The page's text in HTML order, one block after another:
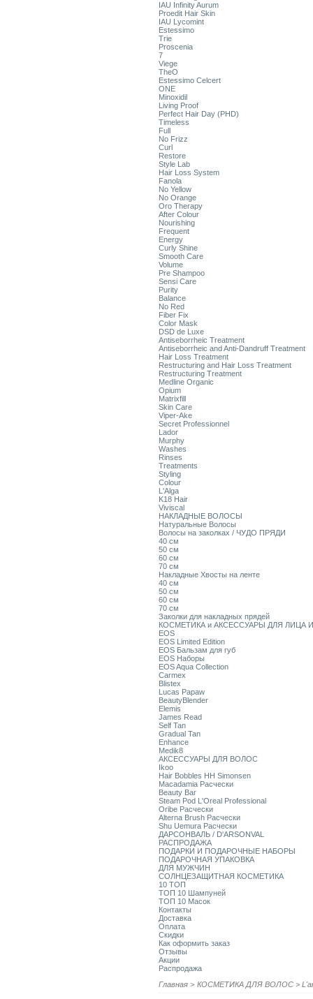
IAU Infinity Aurum
Proedit Hair Skin
IAU Lycomint
Estessimo
Trie
Proscenia
7
Viege
TheO
Estessimo Celcert
ONE
Minoxidil
Living Proof
Perfect Hair Day (PHD)
Timeless
Full
No Frizz
Curl
Restore
Style Lab
Hair Loss System
Fanola
No Yellow
No Orange
Oro Therapy
After Colour
Nourishing
Frequent
Energy
Curly Shine
Smooth Care
Volume
Pre Shampoo
Sensi Care
Purity
Balance
No Red
Fiber Fix
Color Mask
DSD de Luxe
Antiseborrheic Treatment
Antiseborrheic and Anti-Dandruff Treatment
Hair Loss Treatment
Restructuring and Hair Loss Treatment
Restructuring Treatment
Medline Organic
Opium
Matrixfill
Skin Care
Viper-Ake
Secret Professionnel
Lador
Murphy
Washes
Rinses
Treatments
Styling
Colour
L'Alga
K18 Hair
Viviscal
НАКЛАДНЫЕ ВОЛОСЫ
Натуральные Волосы
Волосы на заколках / ЧУДО ПРЯДИ
40 см
50 см
60 см
70 см
Накладные Хвосты на ленте
40 см
50 см
60 см
70 см
Заколки для накладных прядей
КОСМЕТИКА и АКСЕССУАРЫ ДЛЯ ЛИЦА
EOS
EOS Limited Edition
EOS Бальзам для губ
EOS Наборы
EOS Aqua Collection
Carmex
Blistex
Lucas Papaw
BeautyBlender
Elemis
James Read
Self Tan
Gradual Tan
Enhance
Medik8
АКСЕССУАРЫ ДЛЯ ВОЛОС
Ikoo
Hair Bobbles HH Simonsen
Macadamia Расчески
Beauty Bar
Steam Pod L'Oreal Professional
Oribe Расчески
Alterna Brush Расчески
Shu Uemura Расчески
ДАРСОНВАЛЬ / D'ARSONVAL
РАСПРОДАЖА
ПОДАРКИ И ПОДАРОЧНЫЕ НАБОРЫ
ПОДАРОЧНАЯ УПАКОВКА
ДЛЯ МУЖЧИН
СОЛНЦЕЗАЩИТНАЯ КОСМЕТИКА
10 ТОП
ТОП 10 Шампуней
ТОП 10 Масок
Контакты
Доставка
Оплата
Скидки
Как оформить заказ
Отзывы
Акции
Распродажа
Главная > КОСМЕТИКА ДЛЯ ВОЛОС >